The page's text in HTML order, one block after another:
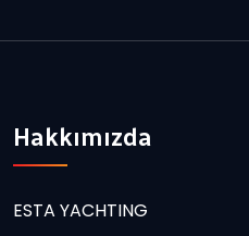
Hakkımızda
ESTA YACHTING